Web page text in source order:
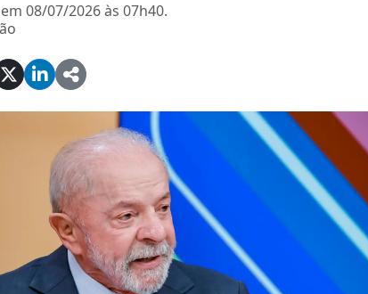
08/07/2026 às 07h40.